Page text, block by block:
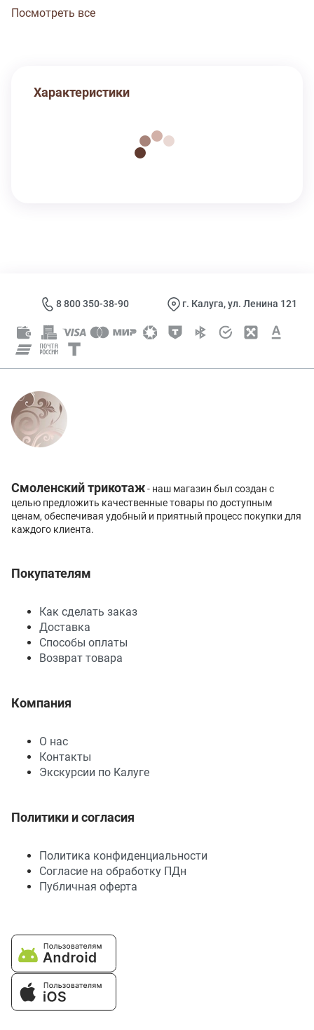
Посмотреть все
Характеристики
8 800 350-38-90 г. Калуга, ул. Ленина 121
Смоленский трикотаж- наш магазин был создан с
целью предложить качественные товары по доступным
ценам, обеспечивая удобный и приятный процесс покупки для
каждого клиента.
Покупателям
Как сделать заказ
Доставка
Способы оплаты
Возврат товара
Компания
О нас
Контакты
Экскурсии по Калуге
Политики и согласия
Политика конфиденциальности
Согласие на обработку ПДн
Публичная оферта